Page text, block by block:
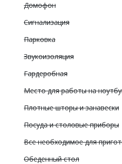
Домофон
Сигнализация
Парковка
Звукоизоляция
Гардеробная
Место для работы на
Плотные шторы и занавески
Посуда и столовые приборы
Все необходимое для
Обеденный стол